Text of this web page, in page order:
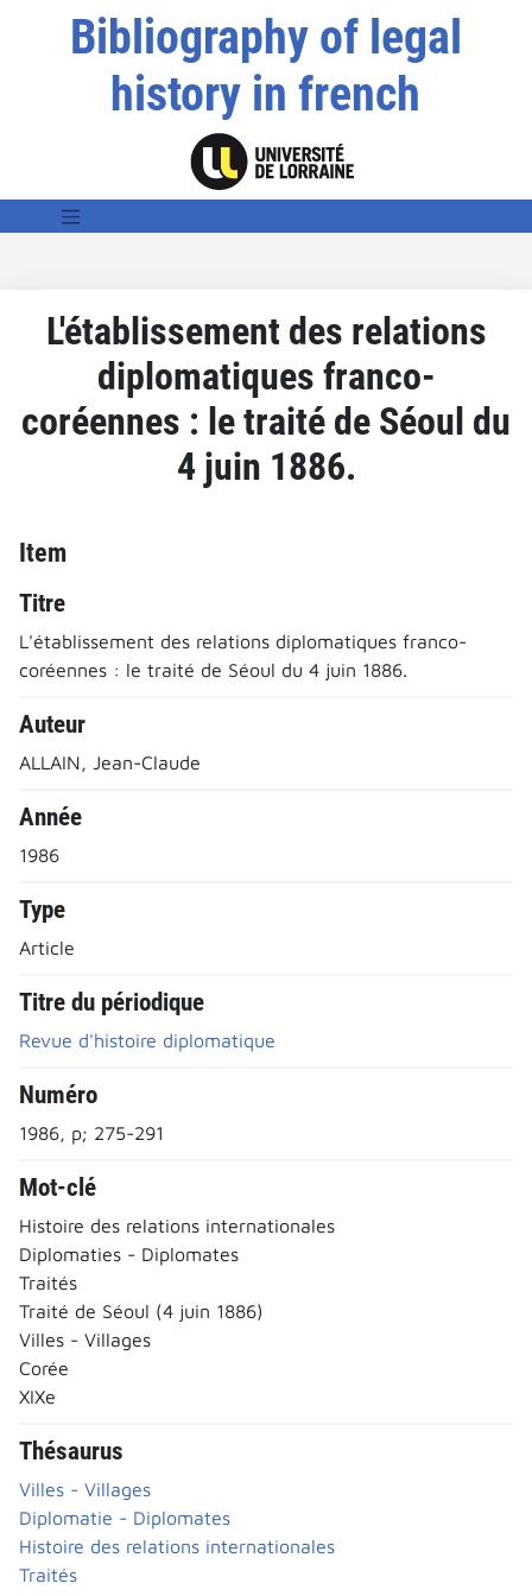
Bibliography of legal
history in french
L'établissement des relations
diplomatiques franco-
coréennes : le traité de Séoul du
4 juin 1886.
Item
Titre
L'établissement des relations diplomatiques franco-
coréennes : le traité de Séoul du 4 juin 1886.
Auteur
ALLAIN, Jean-Claude
Année
1986
Type
Article
Titre du périodique
Revue d'histoire diplomatique
Numéro
1986, p; 275-291
Mot-clé
Histoire des relations internationales
Diplomaties - Diplomates
Traités
Traité de Séoul (4 juin 1886)
Villes - Villages
Corée
XIXe
Thésaurus
Villes - Villages
Diplomatie - Diplomates
Histoire des relations internationales
Traités